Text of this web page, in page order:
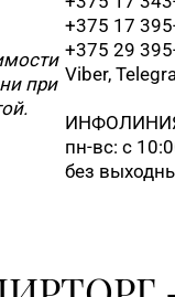
при
+375 17
+375 29
Viber,
пн-вс: с
без